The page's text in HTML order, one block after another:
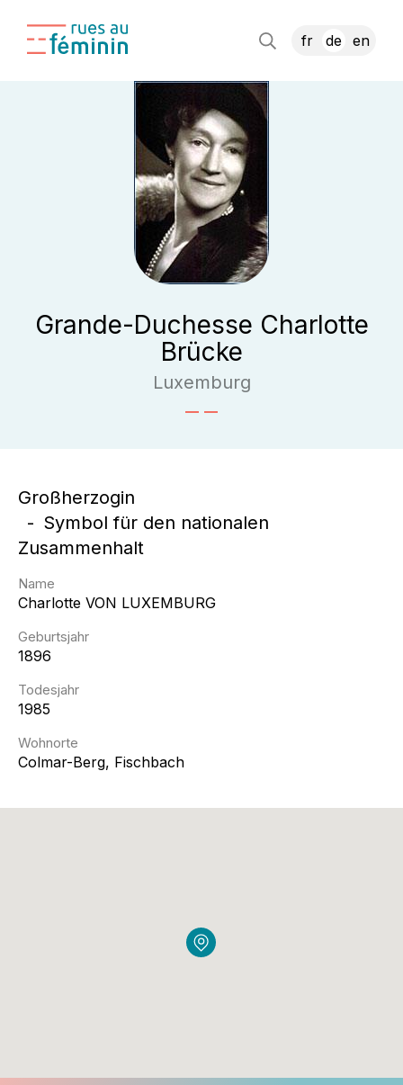
fr de en
Grande-Duchesse Charlotte
Brücke
Luxemburg
Großherzogin
Symbol für den nationalen
Zusammenhalt
Name
Charlotte VON LUXEMBURG
Geburtsjahr
1896
Todesjahr
1985
Wohnorte
Colmar-Berg, Fischbach